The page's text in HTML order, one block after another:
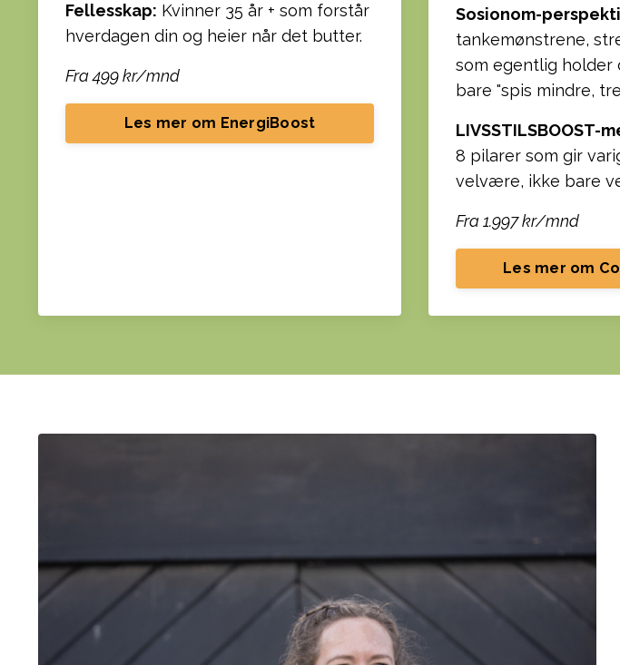
Fellesskap: Kvinner 35 år + som forstår
hverdagen din og heier når det butter.
Fra 499 kr/mnd
Les mer om EnergiBoost
Sosionom-
tankemønstrene,
som egentlig holder
bare "spis mindre,
LIVSSTILSBOOST-
8 pilarer som gir
velvære, ikke bare
Fra 1.997 kr/mnd
Les mer om